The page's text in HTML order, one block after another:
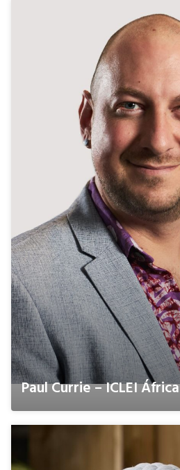
Paul Currie – ICLEI África